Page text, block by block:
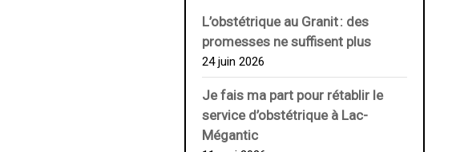
L’obstétrique au ­Granit : des
promesses ne suffisent plus
24 juin 2026
Je fais ma part pour rétablir le
service d’obstétrique à Lac-
Mégantic